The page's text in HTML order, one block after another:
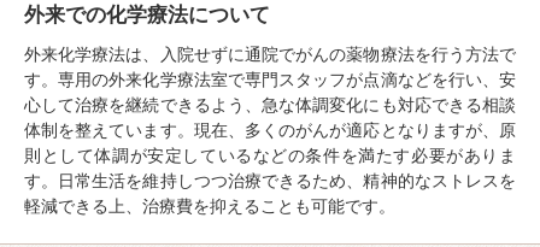
外来での化学療法について
外来化学療法は、入院せずに通院でがんの薬物療法を行う方法で
す。専用の外来化学療法室で専門スタッフが点滴などを行い、安
心して治療を継続できるよう、急な体調変化にも対応できる相談
体制を整えています。現在、多くのがんが適応となりますが、原
則として体調が安定しているなどの条件を満たす必要がありま
す。日常生活を維持しつつ治療できるため、精神的なストレスを
軽減できる上、治療費を抑えることも可能です。